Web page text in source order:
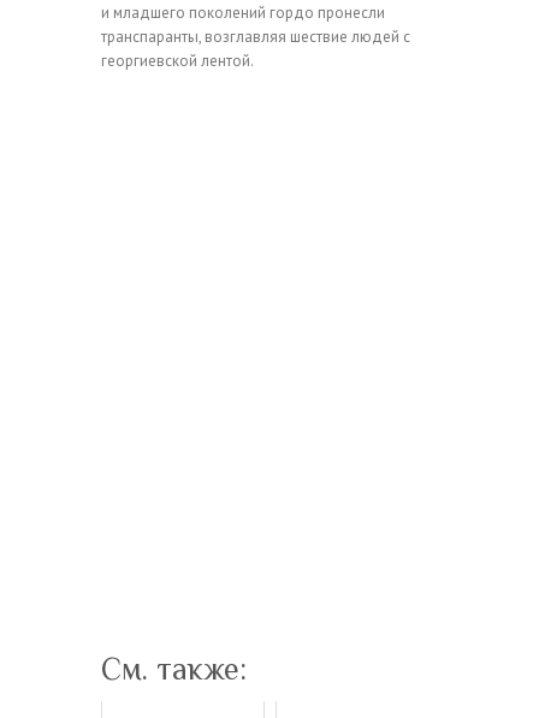
и младшего поколений гордо пронесли
транспаранты, возглавляя шествие людей с
георгиевской лентой.
См. также: